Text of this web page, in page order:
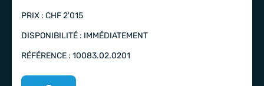
PRIX : CHF 2'015
DISPONIBILITÉ : IMMÉDIATEMENT
RÉFÉRENCE : 10083.02.0201